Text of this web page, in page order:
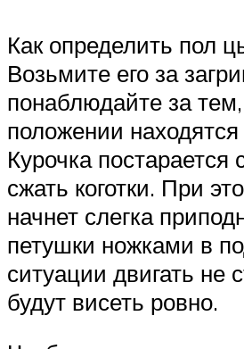
Как определить пол
Возьмите его за
понаблюдайте за
положении
Курочка постарается
сжать коготки. При
начнет слегка
петушки ножками в
ситуации двигать не
будут висеть ровно.